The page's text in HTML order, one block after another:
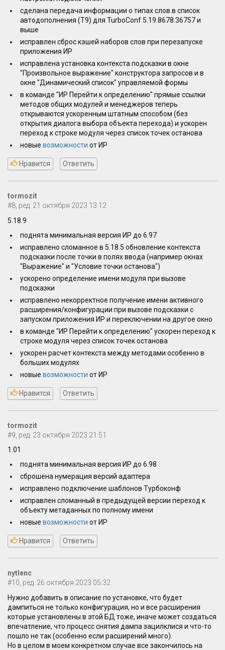
сделана передача информации о типах слов в список
автодополнения (Т9) для TurboConf 5.19.8678.36757 и
выше
исправлен сброс кэшей наборов слов при перезапуске
приложения ИР
исправлена установка контекста подсказки в окне
"Произвольное выражение" конструктора запросов и в
окне "Динамический список" управляемой формы
в команде "ИР Перейти к определению" прямые ссылки
методов общих модулей и менеджеров теперь
открываются ускоренным штатным способом (без
открытия диалога выбора объекта перехода) и ускорен
переход к строке модуля через список точек останова
новые возможности от ИР
Нравится Ответить
tormozit
#8, ред. 21 октября 2023 13:12
5.18.9
поднята минимальная версия ИР до 6.97
исправлено сломанное в 5.18.5 обновление контекста
подсказки после точки в полях ввода (например окнах
"Выражение" и "Условие точки останова")
ускорено определение имени модуля при вызове
подсказки
исправлено некорректное получение имени активного
расширения/конфигурации при вызове подсказки с
запуском приложения ИР и переключении на другое окно
в команде "ИР Перейти к определению" ускорен переход к
строке модуля через список точек останова
ускорен расчет контекста между методами особенно в
больших модулях
новые возможности от ИР
Нравится Ответить
tormozit
#9, ред. 23 октября 2023 21:51
1.01
поднята минимальная версия ИР до 6.98
сброшена нумерация версий адаптера
исправлено подключение шаблонов Турбоконф
исправлен сломанный в предыдущей версии переход к
объекту метаданных по полному имени
новые возможности от ИР
Нравится Ответить
nytlenc
#10, ред. 26 октября 2023 05:32
Нужно добавить в описание по установке, что будет
дампиться не только конфигурация, но и все расширения
которые установлены в этой БД тоже, иначе может создаться
впечатление, что процесс снятия дампа зацилклися и что-то
пошло не так (особенно если расширений много).
Но в целом в моем конкретном случае все закончилось на